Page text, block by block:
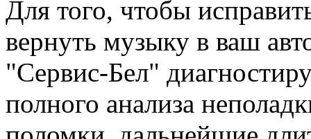
Для того, чтобы
вернуть музыку в ваш
"Сервис-Бел"
полного анализа